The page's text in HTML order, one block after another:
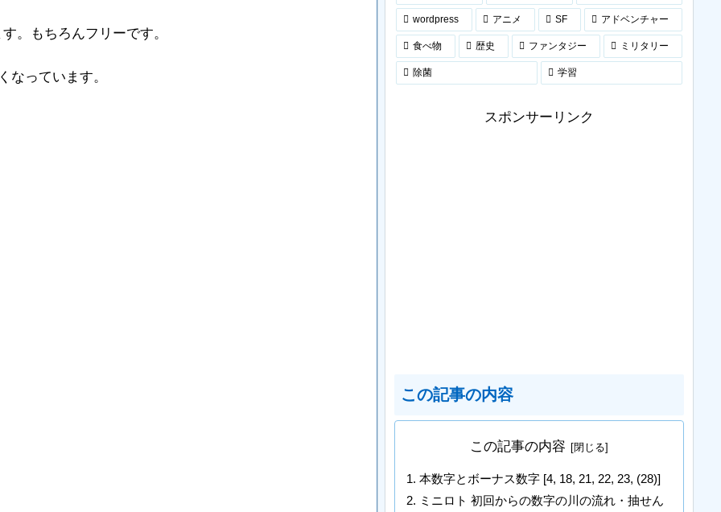
。もちろんフリーです。
なっています。
wordpress アニメ SF アドベンチャー
食べ物 歴史 ファンタジー ミリタリー
除菌 学習
スポンサーリンク
この記事の内容
この記事の内容
本数字とボーナス数字 [4, 18, 21, 22, 23, (28)]
ミニロト 初回からの数字の川の流れ・抽せん